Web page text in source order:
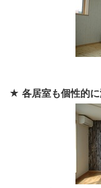
★ 各居室も個性的に